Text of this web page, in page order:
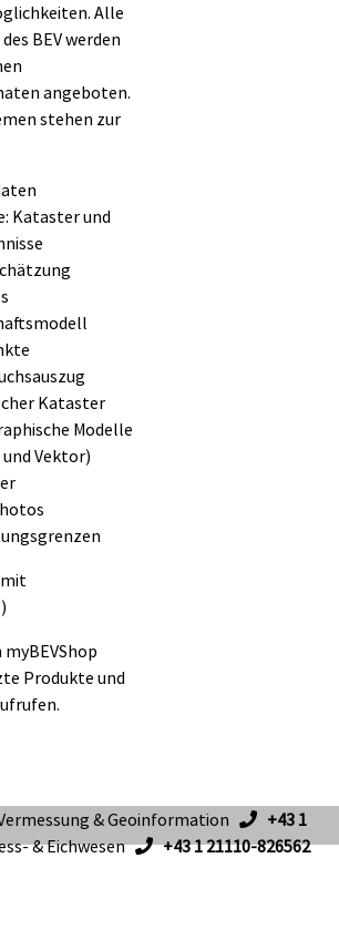
Alle
BEV werden
angeboten.
stehen zur
Kataster und
Kataster
Modelle
Vektor)
Produkte und
& Geoinformation
+43 1
& Eichwesen +43 1 21110-826562